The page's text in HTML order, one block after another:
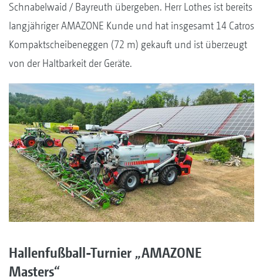
Schnabelwaid / Bayreuth übergeben. Herr Lothes ist bereits
langjähriger AMAZONE Kunde und hat insgesamt 14 Catros
Kompaktscheibeneggen (72 m) gekauft und ist überzeugt
von der Haltbarkeit der Geräte.
Hallenfußball-Turnier „AMAZONE
Masters“